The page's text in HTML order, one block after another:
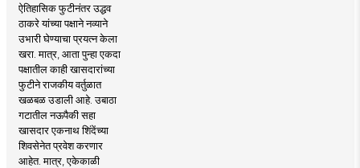
ऐतिहासिक फुटीनंतर उद्धव
ठाकरे यांच्या पक्षाने नव्याने
उभारी घेण्याचा प्रयत्न केला
खरा. मात्र, आता पुन्हा एकदा
पक्षातील काही खासदारांच्या
फुटीने राजकीय वर्तुळात
खळबळ उडाली आहे. उबाठा
गटातील नऊपैकी सहा
खासदार एकनाथ शिंदेंच्या
शिवसेनेत प्रवेश करणार
आहेत. मात्र, एकेकाळी